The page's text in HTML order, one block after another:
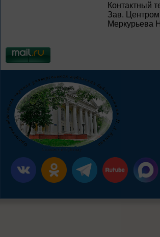
Контактный
Зав. Центром
Меркурьева